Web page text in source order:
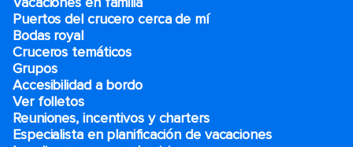
Puertos del crucero cerca de mí
Bodas royal
Cruceros temáticos
Grupos
Accesibilidad a bordo
Ver folletos
Reuniones, incentivos y charters​
Especialista en planificación de vacaciones